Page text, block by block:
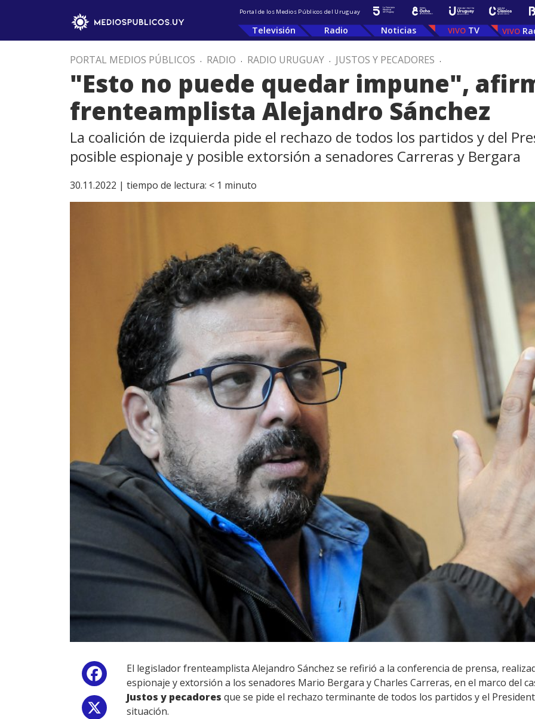
Portal de los Medios Públicos del Uruguay
Televisión Radio Noticias TV
PORTAL MEDIOS PÚBLICOS . RADIO . RADIO URUGUAY . JUSTOS Y PECADORES .
"Esto no puede quedar impune",
frenteamplista Alejandro Sánchez
La coalición de izquierda pide el rechazo de todos los partidos y del
posible espionaje y posible extorsión a senadores Carreras y Bergara
30.11.2022 | tiempo de lectura: < 1 minuto
Facebook
El legislador frenteamplista Alejandro Sánchez se refirió a la conferencia de prensa,
espionaje y extorsión a los senadores Mario Bergara y Charles Carreras, en el marco del
Justos y pecadores que se pide el rechazo terminante de todos los partidos y el
situación.